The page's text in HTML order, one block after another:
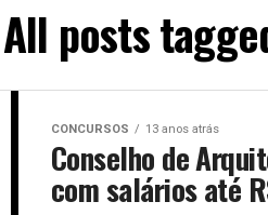
All posts
CONCURSOS 13 anos atrás
Conselho de
com salários até